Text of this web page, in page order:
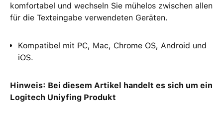
komfortabel und wechseln Sie mühelos zwischen allen
für die Texteingabe verwendeten Geräten.
Kompatibel mit PC, Mac, Chrome OS, Android und
iOS.
Hinweis: Bei diesem Artikel handelt es sich um ein
Logitech Uniyfing Produkt